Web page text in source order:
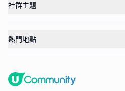
社群主題
熱門地點